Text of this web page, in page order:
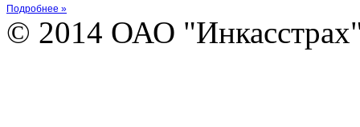
Подробнее »
© 2014 ОАО